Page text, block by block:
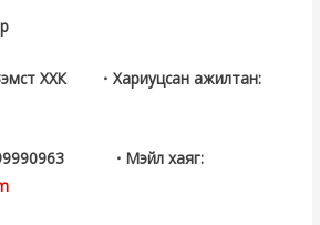
ХХК ・Хариуцсан ажилтан:
99990963 ・Мэйл хаяг: